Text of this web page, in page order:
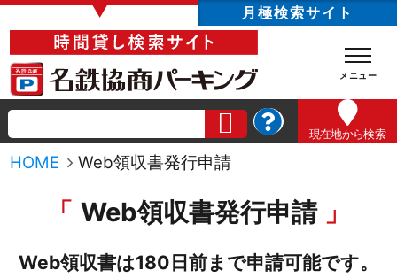
▼ 月極検索サイト
現在地から検索
HOME Web領収書発行申請
Web領収書発行申請
Web領収書は180日前まで申請可能です。